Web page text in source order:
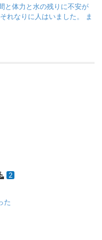
と体力と水の残りに不安が
れなりに人はいました。 ま
2
た